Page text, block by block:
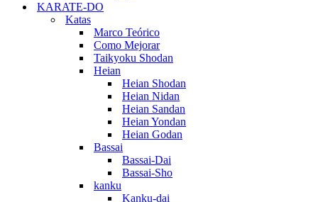
KARATE-DO
Katas
Marco Teórico
Como Mejorar
Taikyoku Shodan
Heian
Heian Shodan
Heian Nidan
Heian Sandan
Heian Yondan
Heian Godan
Bassai
Bassai-Dai
Bassai-Sho
kanku
Kanku-dai